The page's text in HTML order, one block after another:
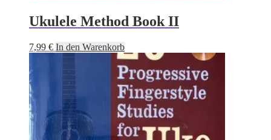
Ukulele Method Book II
7,99 € In den Warenkorb